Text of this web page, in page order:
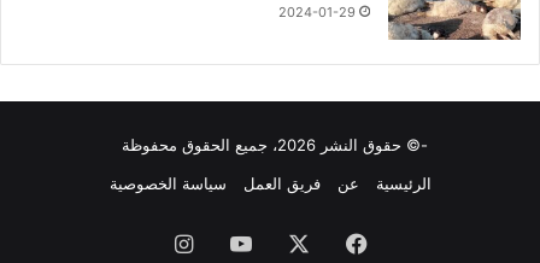
2024-01-29
-© حقوق النشر 2026، جميع الحقوق محفوظة
الرئيسية
عن فريق العمل سياسة الخصوصية
فيسبوك يوتيوبانستقرام